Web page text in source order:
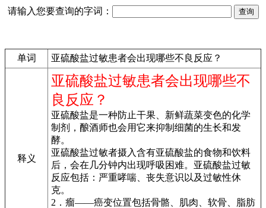
请输入您要查询的字词：
单词 亚硫酸盐过敏患者会出现哪些不良反应？
释义
亚硫酸盐过敏患者会出现哪些不
良反应？
亚硫酸盐是一种防止干果、新鲜蔬菜变色的化学
制剂，酿酒师也会用它来抑制细菌的生长和发
酵。
亚硫酸盐过敏者摄入含有亚硫酸盐的食物和饮料
后，会在几分钟内出现呼吸困难。亚硫酸盐过敏
反应包括：严重哮喘、丧失意识以及过敏性休
克。
2．瘤——癌变位置包括骨骼、肌肉、软骨、脂肪